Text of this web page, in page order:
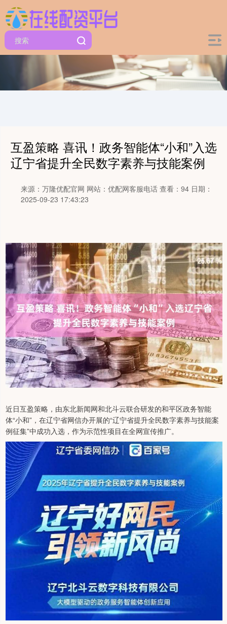
互盈策略 喜讯！政务智能体“小和”入选
辽宁省提升全民数字素养与技能案例
来源：万隆优配官网 网站：优配网客服电话 查看：94 日期：
2025-09-23 17:43:23
近日互盈策略，由东北新闻网和北斗云联合研发的和平区政务智能
体“小和”，在辽宁省网信办开展的“辽宁省提升全民数字素养与技能案
例征集”中成功入选，作为示范性项目在全网宣传推广。